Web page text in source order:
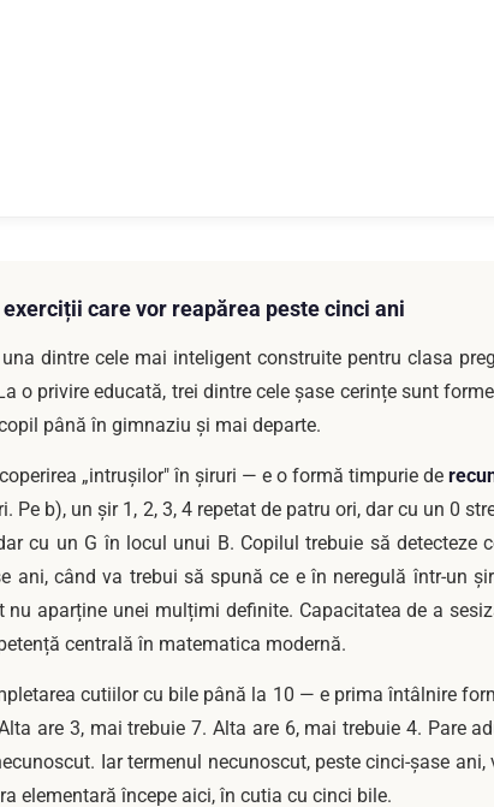
care vor reapărea peste cinci ani
dintre cele mai inteligent construite pentru clasa
o privire educată, trei dintre cele șase cerințe sunt
până în gimnaziu și mai departe.
„intrușilor" în șiruri — e o formă timpurie de
Pe b), un șir 1, 2, 3, 4 repetat de patru ori, dar cu un 0
cu un G în locul unui B. Copilul trebuie să detecteze
ani, când va trebui să spună ce e în neregulă într-un
nu aparține unei mulțimi definite. Capacitatea de a
centrală în matematica modernă.
cutiilor cu bile până la 10 — e prima întâlnire
are 3, mai trebuie 7. Alta are 6, mai trebuie 4. Pare
Iar termenul necunoscut, peste cinci-șase
elementară începe aici, în cutia cu cinci bile.